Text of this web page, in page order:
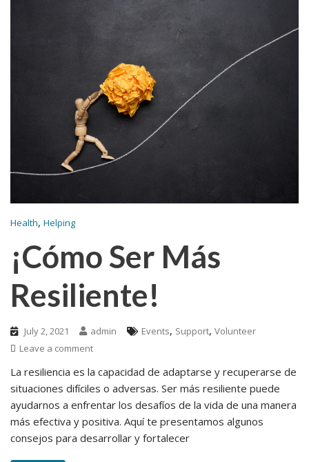
Health, Helping
¡Cómo Ser Más
Resiliente!
July 2, 2021 admin Events, Support, Volunteer
Leave a comment
La resiliencia es la capacidad de adaptarse y recuperarse de
situaciones difíciles o adversas. Ser más resiliente puede
ayudarnos a enfrentar los desafíos de la vida de una manera
más efectiva y positiva. Aquí te presentamos algunos
consejos para desarrollar y fortalecer